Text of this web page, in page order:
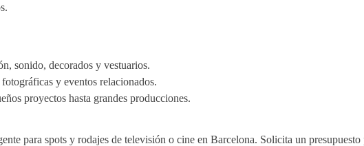
sonido, decorados y vestuarios.
y eventos relacionados.
proyectos hasta grandes producciones.
para spots y rodajes de televisión o cine en Barcelona. Solicita un